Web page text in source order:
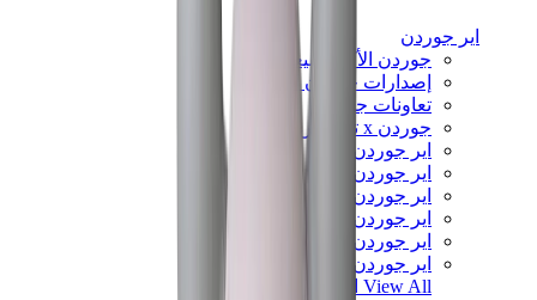
اير جوردن
جوردن الأكثر مبيعاً
إصدارات جوردن الجديدة
تعاونات جوردن
جوردن x ترافيس سكوت
اير جوردن 1
اير جوردن 2
اير جوردن 3
اير جوردن 4
اير جوردن 5
اير جوردن 6
View All